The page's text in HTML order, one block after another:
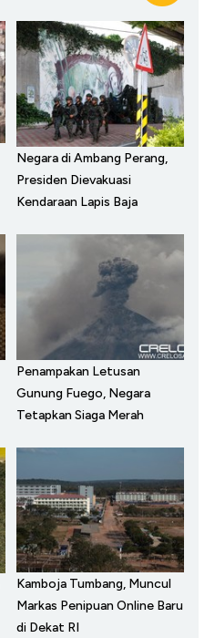
Negara di Ambang Perang,
Presiden Dievakuasi
Kendaraan Lapis Baja
Penampakan Letusan
Gunung Fuego, Negara
Tetapkan Siaga Merah
Kamboja Tumbang, Muncul
Markas Penipuan Online Baru
di Dekat RI